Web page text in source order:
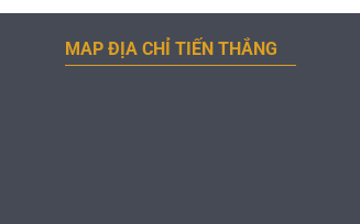
MAP ĐỊA CHỈ TIẾN THẮNG